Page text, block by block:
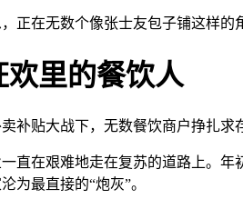
正在无数个像张士友包子铺这样的
欢里的餐饮人
补贴大战下，无数餐饮商户挣扎求
直在艰难地走在复苏的道路上。
为最直接的“炮灰”。